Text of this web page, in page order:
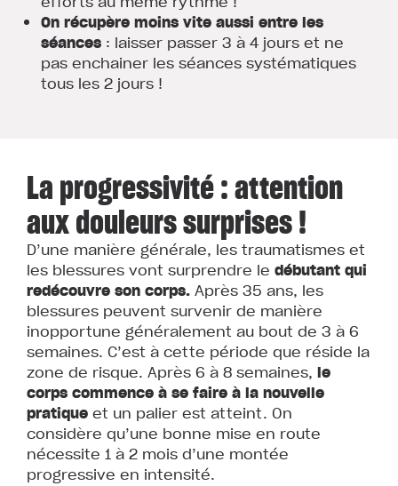
On récupère moins vite aussi entre les
séances : laisser passer 3 à 4 jours et ne
pas enchainer les séances systématiques
tous les 2 jours !
La progressivité : attention
aux douleurs surprises !
D’une manière générale, les traumatismes et
les blessures vont surprendre le débutant qui
redécouvre son corps. Après 35 ans, les
blessures peuvent survenir de manière
inopportune généralement au bout de 3 à 6
semaines. C’est à cette période que réside la
zone de risque. Après 6 à 8 semaines, le
corps commence à se faire à la nouvelle
pratique et un palier est atteint. On
considère qu’une bonne mise en route
nécessite 1 à 2 mois d’une montée
progressive en intensité.